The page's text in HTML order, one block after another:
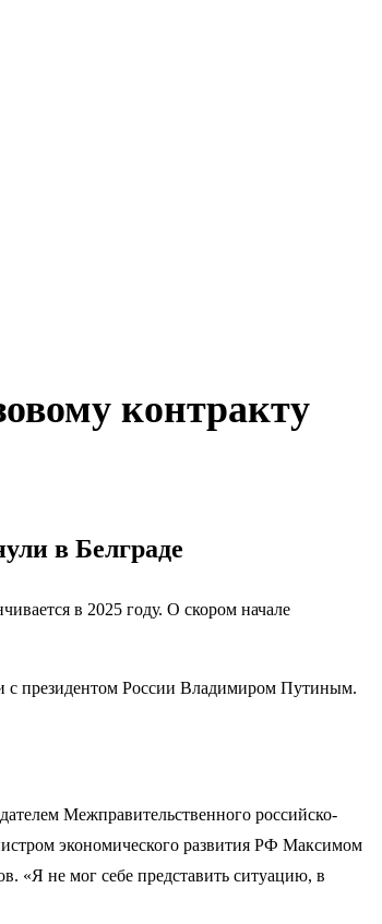
контракту
в Белграде
в 2025 году. О скором начале
с президентом России Владимиром Путиным.
Межправительственного российско-
экономического развития РФ Максимом
«Я не мог себе представить ситуацию, в